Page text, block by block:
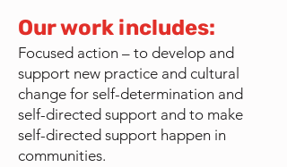
Our work includes:
Focused action – to develop and
support new practice and cultural
change for self-determination and
self-directed support and to make
self-directed support happen in
communities.